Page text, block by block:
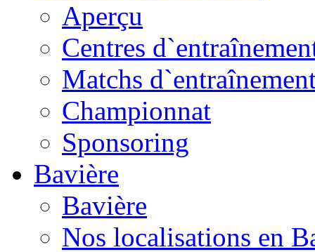
Aperçu
Centres
Matchs
Championnat
Sponsoring
Bavière
Bavière
Nos localisations en